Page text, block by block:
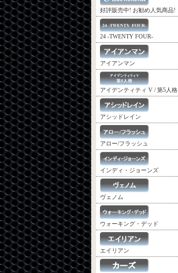
好評販売中! お勧め人気商品!
24 -TWENTY FOUR-
アイアンマン
アイデンティティ V / 第5人格
アシッドレイン
アロー/フラッシュ
インディ・ジョーンズ
ヴェノム
ウォーキング・デッド
エイリアン